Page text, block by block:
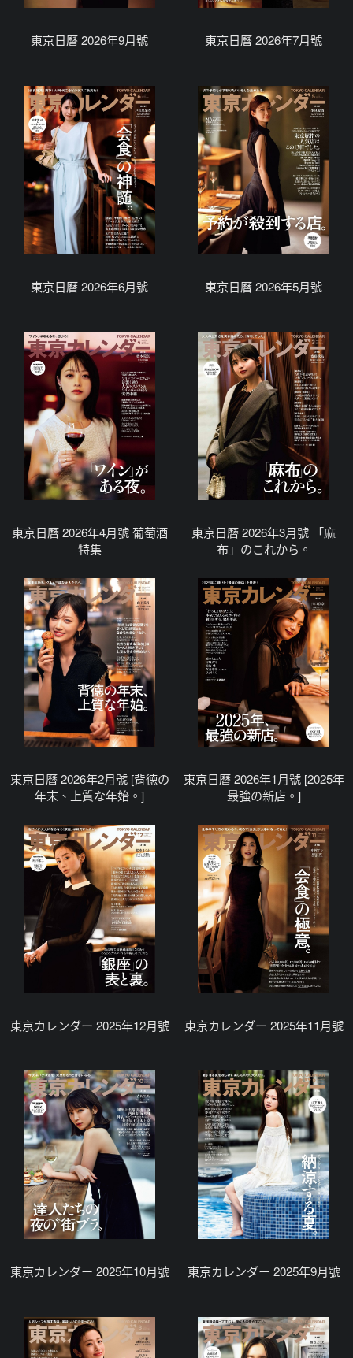
東京日曆 2026年9月號 東京日曆 2026年7月號
東京日曆 2026年6月號 東京日曆 2026年5月號
東京日曆 2026年4月號 葡萄酒
特集
東京日曆 2026年3月號 「麻
布」のこれから。
東京日曆 2026年2月號 [背徳の
年末、上質な年始。]
東京日曆 2026年1月號 [2025年
最強の新店。]
東京カレンダー 2025年12月號 東京カレンダー 2025年11月號
東京カレンダー 2025年10月號 東京カレンダー 2025年9月號